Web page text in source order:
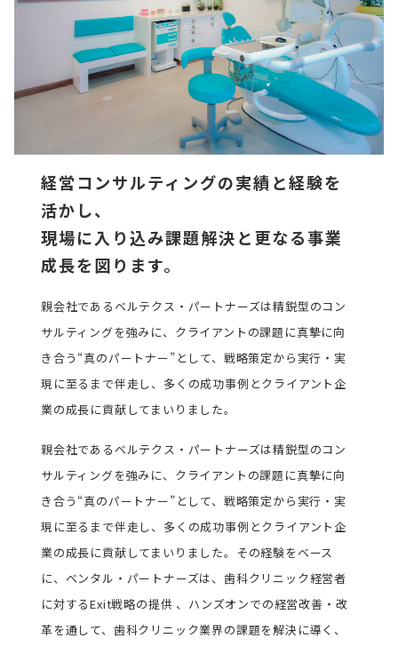
経営コンサルティングの実績と経験を
活かし、
現場に入り込み課題解決と更なる事業
成長を図ります。
親会社であるベルテクス・パートナーズは精鋭型のコン
サルティングを強みに、クライアントの課題に真摯に向
き合う“真のパートナー”として、戦略策定から実行・実
現に至るまで伴走し、多くの成功事例とクライアント企
業の成長に貢献してまいりました。
親会社であるベルテクス・パートナーズは精鋭型のコン
サルティングを強みに、クライアントの課題に真摯に向
き合う“真のパートナー”として、戦略策定から実行・実
現に至るまで伴走し、多くの成功事例とクライアント企
業の成長に貢献してまいりました。その経験をベース
に、ベンタル・パートナーズは、歯科クリニック経営者
に対するExit戦略の提供 、ハンズオンでの経営改善・改
革を通して、歯科クリニック業界の課題を解決に導く、